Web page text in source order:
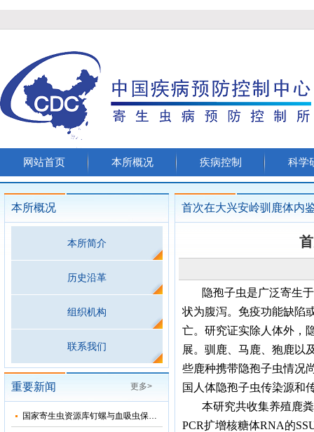
网站首页 本所概况 疾病控制 科学
本所概况
本所简介
历史沿革
组织机构
联系我们
重要新闻 更多>
国家寄生虫资源库钉螺与血吸虫保藏基地十五五”发展规划暨五方共建工作研讨会在上海召开
首次在大兴安岭驯鹿体内
隐孢子虫是广泛寄生
状为腹泻。免疫功能缺陷
亡。研究证实除人体外，
展。驯鹿、马鹿、狍鹿以
些鹿种携带隐孢子虫情况
国人体隐孢子虫传染源和
本研究共收集养殖鹿
PCR扩增核糖体RNA的